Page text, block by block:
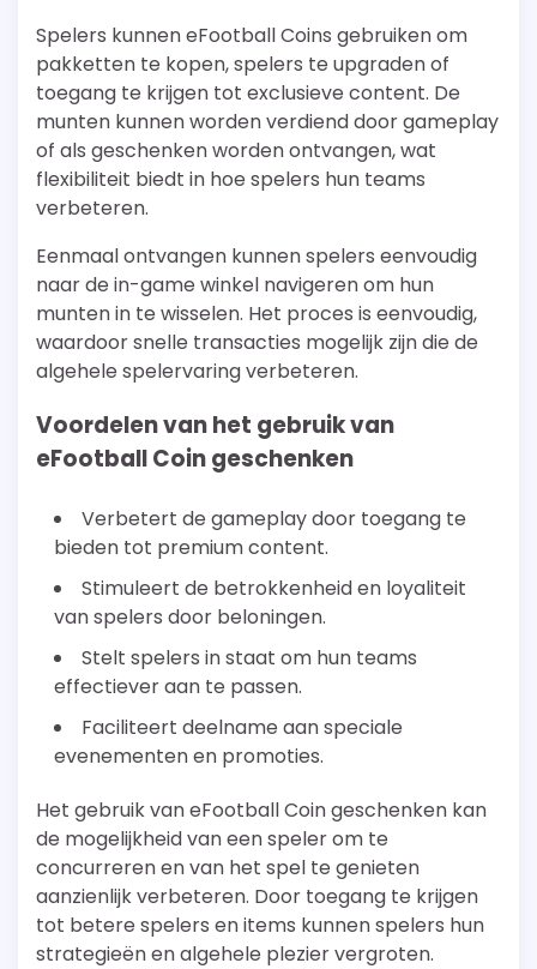
Spelers kunnen eFootball Coins gebruiken om
pakketten te kopen, spelers te upgraden of
toegang te krijgen tot exclusieve content. De
munten kunnen worden verdiend door gameplay
of als geschenken worden ontvangen, wat
flexibiliteit biedt in hoe spelers hun teams
verbeteren.
Eenmaal ontvangen kunnen spelers eenvoudig
naar de in-game winkel navigeren om hun
munten in te wisselen. Het proces is eenvoudig,
waardoor snelle transacties mogelijk zijn die de
algehele spelervaring verbeteren.
Voordelen van het gebruik van
eFootball Coin geschenken
Verbetert de gameplay door toegang te
bieden tot premium content.
Stimuleert de betrokkenheid en loyaliteit
van spelers door beloningen.
Stelt spelers in staat om hun teams
effectiever aan te passen.
Faciliteert deelname aan speciale
evenementen en promoties.
Het gebruik van eFootball Coin geschenken kan
de mogelijkheid van een speler om te
concurreren en van het spel te genieten
aanzienlijk verbeteren. Door toegang te krijgen
tot betere spelers en items kunnen spelers hun
strategieën en algehele plezier vergroten.